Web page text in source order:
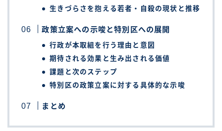
生きづらさを抱える若者・自殺の現状と推移
政策立案への示唆と特別区への展開
行政が本取組を行う理由と意図
期待される効果と生み出される価値
課題と次のステップ
特別区の政策立案に対する具体的な示唆
まとめ